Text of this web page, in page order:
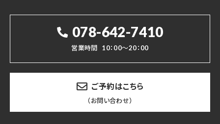
078-642-7410
営業時間 10：00～20：00
ご予約はこちら
（お問い合わせ）